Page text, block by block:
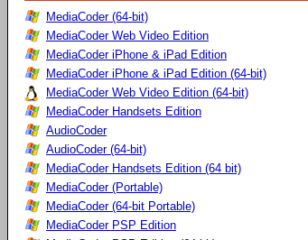
MediaCoder (64-bit)
MediaCoder Web Video Edition
MediaCoder iPhone & iPad Edition
MediaCoder iPhone & iPad Edition (64-bit)
MediaCoder Web Video Edition (64-bit)
MediaCoder Handsets Edition
AudioCoder
AudioCoder (64-bit)
MediaCoder Handsets Edition (64 bit)
MediaCoder (Portable)
MediaCoder (64-bit Portable)
MediaCoder PSP Edition